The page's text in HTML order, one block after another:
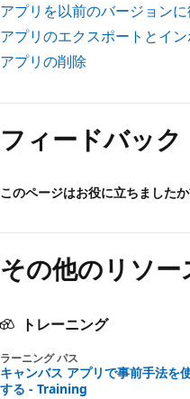
アプリを以前のバージョン
アプリのエクスポートとイン
アプリの削除
フィードバック
このページはお役に立ちました
その他のリソー
トレーニング
ラーニング パス
キャンバス アプリで事前手法を
する - Training